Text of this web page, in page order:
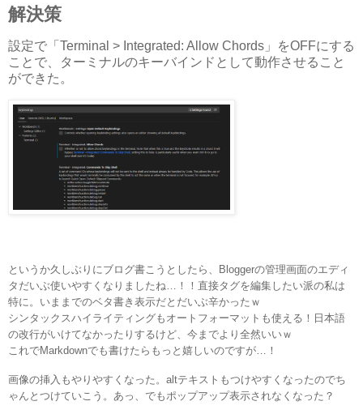
解決策
設定で「Terminal > Integrated: Allow Chords」をOFFにする
ことで、ターミナルのキーバインドとして動作させること
ができた。
というか久しぶりにブログ書こうとしたら、Bloggerの管理画面のエディ
タだいぶ使いやすくなりましたね…！！直接タグを編集したい派の私は
特に。いままでのベタ書き表示だとだいぶ辛かったｗ
シンタックスハイライティングもオートフォーマットも使える！日本語
の改行がいけてなかったりするけど、今までより全然いいｗ
これでMarkdownでも書けたらもっと嬉しいのですが…！
画像の挿入もやりやすくなった。altテキストもつけやすくなったのでち
ゃんとつけていこう。あっ、でもポップアップ表示されなくなった？